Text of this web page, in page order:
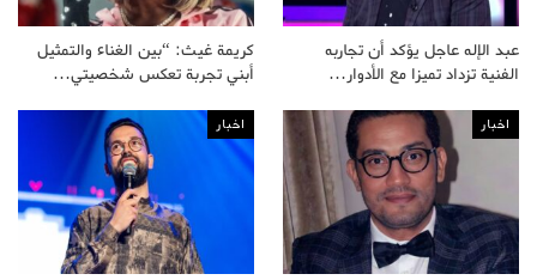
عبد الإله عاجل يؤكد أن تجاربه
الفنية تزداد تميزا مع الأدوار…
كريمة غيث: “بين الغناء والتمثيل
أبني تجربة تعكس شخصيتي…
اخبار اخبار